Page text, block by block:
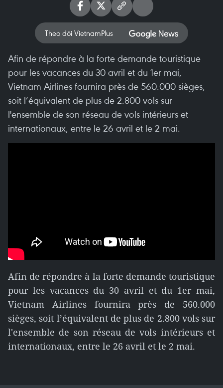
Theo dõi VietnamPlus
Afin de répondre à la forte demande touristique
pour les vacances du 30 avril et du 1er mai,
Vietnam Airlines fournira près de 560.000 sièges,
soit l’équivalent de plus de 2.800 vols sur
l'ensemble de son réseau de vols intérieurs et
internationaux, entre le 26 avril et le 2 mai.
Afin de répondre à la forte demande touristique
pour les vacances du 30 avril et du 1er mai,
Vietnam Airlines fournira près de 560.000
sièges, soit l’équivalent de plus de 2.800 vols sur
l'ensemble de son réseau de vols intérieurs et
internationaux, entre le 26 avril et le 2 mai.